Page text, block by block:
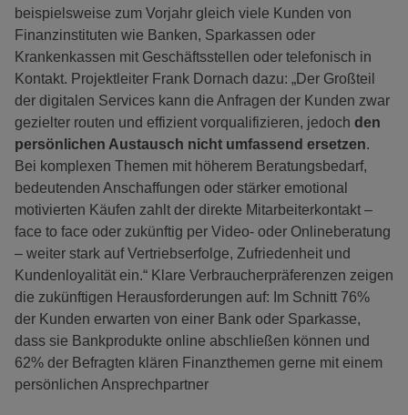
beispielsweise zum Vorjahr gleich viele Kunden von
Finanzinstituten wie Banken, Sparkassen oder
Krankenkassen mit Geschäftsstellen oder telefonisch in
Kontakt. Projektleiter Frank Dornach dazu: „Der Großteil
der digitalen Services kann die Anfragen der Kunden zwar
gezielter routen und effizient vorqualifizieren, jedoch den
persönlichen Austausch nicht umfassend ersetzen.
Bei komplexen Themen mit höherem Beratungsbedarf,
bedeutenden Anschaffungen oder stärker emotional
motivierten Käufen zahlt der direkte Mitarbeiterkontakt –
face to face oder zukünftig per Video- oder Onlineberatung
– weiter stark auf Vertriebserfolge, Zufriedenheit und
Kundenloyalität ein.“ Klare Verbraucherpräferenzen zeigen
die zukünftigen Herausforderungen auf: Im Schnitt 76%
der Kunden erwarten von einer Bank oder Sparkasse,
dass sie Bankprodukte online abschließen können und
62% der Befragten klären Finanzthemen gerne mit einem
persönlichen Ansprechpartner